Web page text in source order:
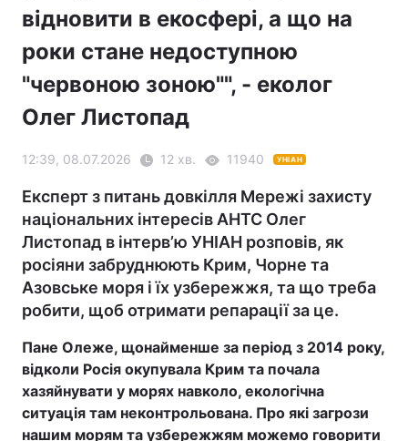
відновити в екосфері, а що на
роки стане недоступною
"червоною зоною"", - еколог
Олег Листопад
12:39, 08.07.2026 12 хв. 11940 УНІАН
Експерт з питань довкілля Мережі захисту
національних інтересів АНТС Олег
Листопад в інтерв’ю УНІАН розповів, як
росіяни забруднюють Крим, Чорне та
Азовське моря і їх узбережжя, та що треба
робити, щоб отримати репарації за це.
Пане Олеже, щонайменше за період з 2014 року,
відколи Росія окупувала Крим та почала
хазяйнувати у морях навколо, екологічна
ситуація там неконтрольована. Про які загрози
нашим морям та узбережжям можемо говорити